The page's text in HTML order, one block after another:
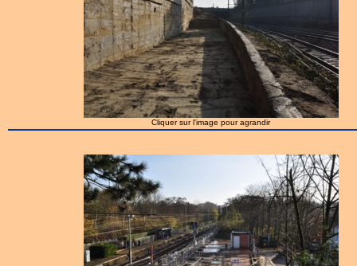
Cliquer sur l'image pour agrandir